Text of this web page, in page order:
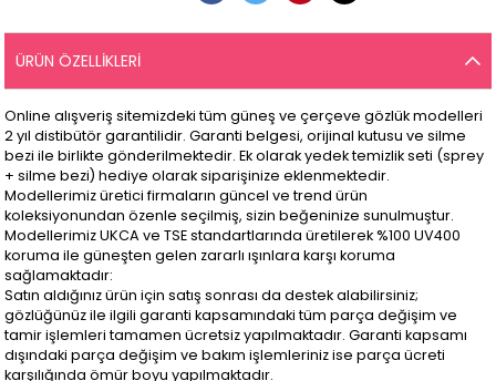
ÜRÜN ÖZELLIKLERI
Online alışveriş sitemizdeki tüm güneş ve çerçeve gözlük modelleri
2 yıl distibütör garantilidir. Garanti belgesi, orijinal kutusu ve silme
bezi ile birlikte gönderilmektedir. Ek olarak yedek temizlik seti (sprey
+ silme bezi) hediye olarak siparişinize eklenmektedir.
Modellerimiz üretici firmaların güncel ve trend ürün
koleksiyonundan özenle seçilmiş, sizin beğeninize sunulmuştur.
Modellerimiz UKCA ve TSE standartlarında üretilerek %100 UV400
koruma ile güneşten gelen zararlı ışınlara karşı koruma
sağlamaktadır:
Satın aldığınız ürün için satış sonrası da destek alabilirsiniz;
gözlüğünüz ile ilgili garanti kapsamındaki tüm parça değişim ve
tamir işlemleri tamamen ücretsiz yapılmaktadır. Garanti kapsamı
dışındaki parça değişim ve bakım işlemleriniz ise parça ücreti
karşılığında ömür boyu yapılmaktadır.